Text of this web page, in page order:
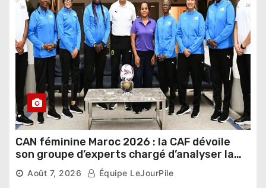
CAN féminine Maroc 2026 : la CAF dévoile
son groupe d’experts chargé d’analyser la
compétition
Août 7, 2026 Équipe LeJourPile